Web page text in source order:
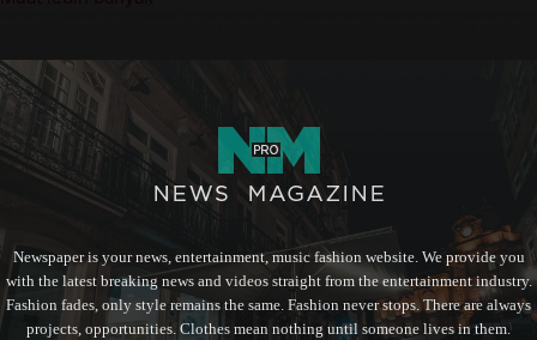
Newspaper is your news, entertainment, music fashion website. We provide you
with the latest breaking news and videos straight from the entertainment industry.
Fashion fades, only style remains the same. Fashion never stops. There are always
projects, opportunities. Clothes mean nothing until someone lives in them.